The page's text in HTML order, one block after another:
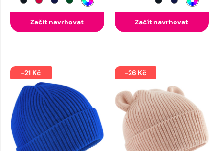
Začít navrhovat Začít navrhovat
-21 Kč -26 Kč